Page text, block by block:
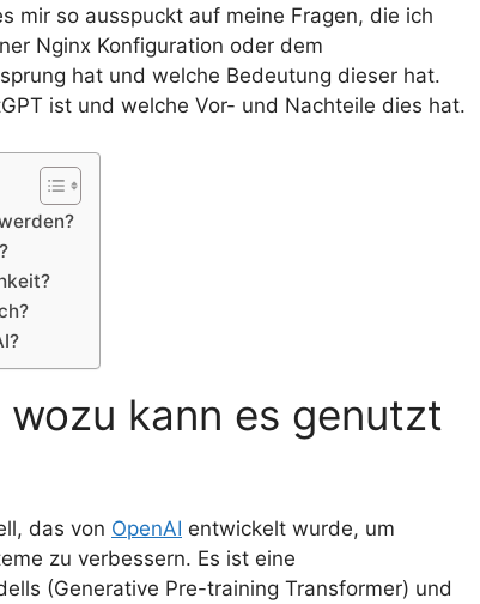
mir so ausspuckt auf meine Fragen, die ich
Nginx Konfiguration oder dem
hat und welche Bedeutung dieser hat.
ist und welche Vor- und Nachteile dies hat.
kann es genutzt
das von OpenAI entwickelt wurde, um
zu verbessern. Es ist eine
(Generative Pre-training Transformer) und